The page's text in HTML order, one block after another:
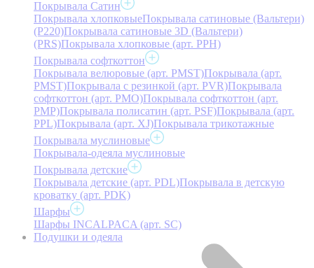
Покрывала Сатин
Покрывала хлопковыеПокрывала сатиновые (Вальтери)
(P220)Покрывала сатиновые 3D (Вальтери)
(PRS)Покрывала хлопковые (арт. PPH)
Покрывала софткоттон
Покрывала велюровые (арт. PMST)Покрывала (арт.
PMST)Покрывала с резинкой (арт. PVR)Покрывала
софткоттон (арт. PMO)Покрывала софткоттон (арт.
PMP)Покрывала полисатин (арт. PSF)Покрывала (арт.
PPL)Покрывала (арт. XJ)Покрывала трикотажные
Покрывала муслиновые
Покрывала-одеяла муслиновые
Покрывала детские
Покрывала детские (арт. PDL)Покрывала в детскую
кроватку (арт. PDK)
Шарфы
Шарфы INCALPACA (арт. SC)
Подушки и одеяла